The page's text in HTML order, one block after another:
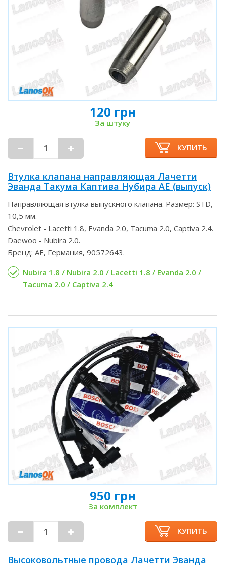
120 грн
За штуку
КУПИТЬ
Втулка клапана направляющая Лачетти
Эванда Такума Каптива Нубира AE (выпуск)
Направляющая втулка выпускного клапана. Размер: STD,
10,5 мм.
Chevrolet - Lacetti 1.8, Evanda 2.0, Tacuma 2.0, Captiva 2.4.
Daewoo - Nubira 2.0.
Бренд: AE, Германия, 90572643.
Nubira 1.8 / Nubira 2.0 / Lacetti 1.8 / Evanda 2.0 /
Tacuma 2.0 / Captiva 2.4
950 грн
За комплект
КУПИТЬ
Высоковольтные провода Лачетти Эванда